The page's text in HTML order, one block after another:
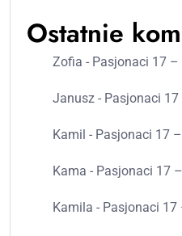
Ostatnie
Zofia - Pasjonaci 17
Janusz - Pasjonaci
Kamil - Pasjonaci 17
Kama - Pasjonaci 17
Kamila - Pasjonaci 17